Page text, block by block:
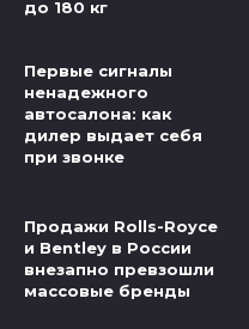
до 180 кг
Первые сигналы
ненадежного
автосалона: как
дилер выдает себя
при звонке
Продажи Rolls-Royce
и Bentley в России
внезапно превзошли
массовые бренды